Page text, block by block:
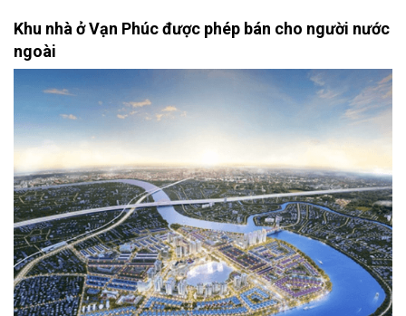
Khu nhà ở Vạn Phúc được phép bán cho người nước
ngoài